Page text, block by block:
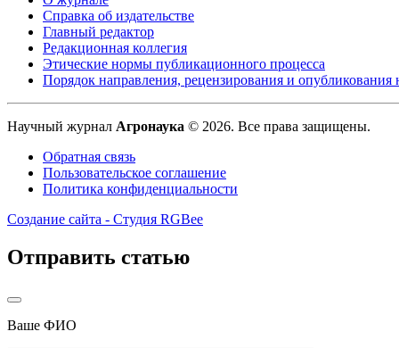
Справка об издательстве
Главный редактор
Редакционная коллегия
Этические нормы публикационного процесса
Порядок направления, рецензирования и опубликования
Научный журнал Агронаука © 2026. Все права защищены.
Обратная связь
Пользовательское соглашение
Политика конфиденциальности
Создание сайта - Студия RGBee
Отправить статью
Ваше ФИО